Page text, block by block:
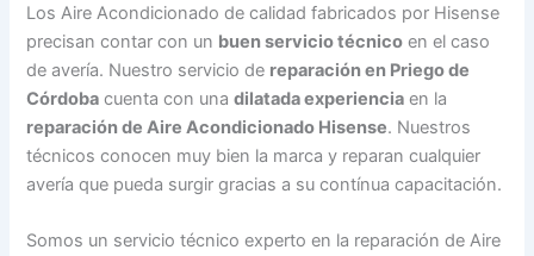
Los Aire Acondicionado de calidad fabricados por Hisense
precisan contar con un buen servicio técnico en el caso
de avería. Nuestro servicio de reparación en Priego de
Córdoba cuenta con unadilatada experiencia en la
reparación de Aire Acondicionado Hisense. Nuestros
técnicos conocen muy bien la marca y reparan cualquier
avería que pueda surgir gracias a su contínua capacitación.
Somos un servicio técnico experto en la reparación de Aire